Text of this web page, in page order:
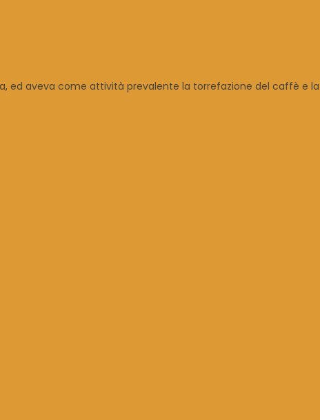
ed aveva come attività prevalente la torrefazione del caffè e